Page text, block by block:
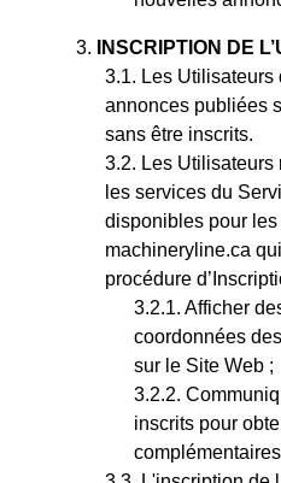
INSCRIPTION DE
Les Utilisateurs
annonces publiées
sans être inscrits.
Les
les services du
disponibles pour
machineryline.ca
procédure
Afficher
coordonnées
sur le Site Web ;
inscrits pour